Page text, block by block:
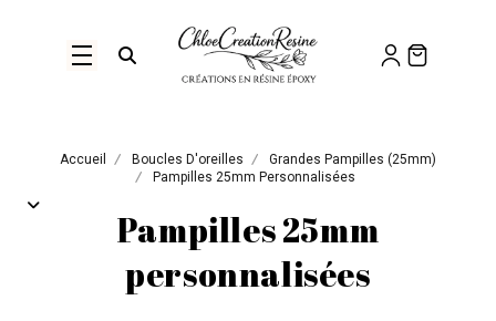
Ouvrir la recherche
Accueil Boucles D'oreilles
Grandes Pampilles (25mm)
Pampilles 25mm Personnalisées
Pampilles 25mm
personnalisées